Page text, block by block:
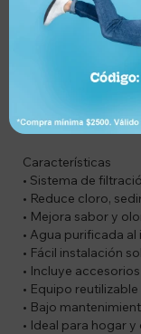
y compacto.
El equipo está
requiere el
una capacidad de
Además, cuenta
Dvigi, empresa
fabricación de
Características
• Sistema de
• Reduce cloro,
• Mejora sabor y
• Agua purificada al
• Fácil instalación
• Incluye
• Equipo
• Bajo
• Ideal para hogar y